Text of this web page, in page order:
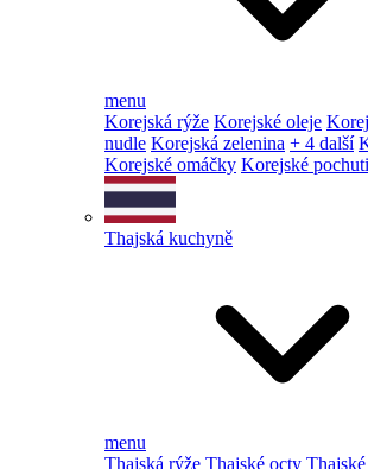
menu
Korejská rýže Korejské oleje
nudle Korejská zelenina + 4 další
Korejské omáčky Korejské
Thajská kuchyně
menu
Thajská rýže Thajské octy